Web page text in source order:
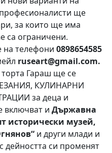
ще
за които ще има
са ограничени.
на телефони 0898654585
ruseart@gmail.com.
Гараш ще се
КУЛИНАРНИ
за деца и
включват и Държавна
исторически музей,
и други млади и
дейността си променят